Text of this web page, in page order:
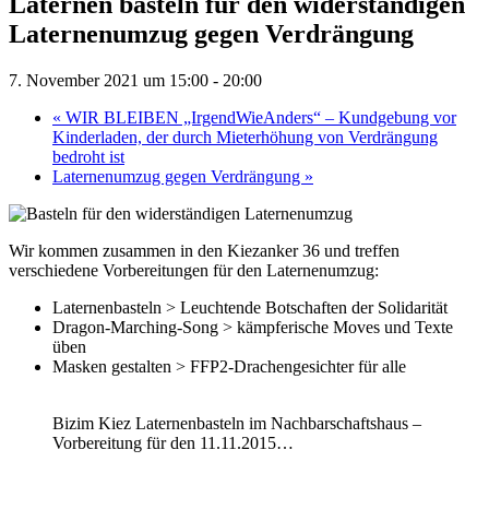
Laternenumzug gegen Verdrängung
7. November 2021 um 15:00 - 20:00
« WIR BLEIBEN „IrgendWieAnders“ – Kundgebung vor
Kinderladen, der durch Mieterhöhung von Verdrängung
bedroht ist
Laternenumzug gegen Verdrängung »
Wir kommen zusammen in den Kiezanker 36 und treffen
verschiedene Vorbereitungen für den Laternenumzug:
Laternenbasteln > Leuchtende Botschaften der Solidarität
Dragon-Marching-Song > kämpferische Moves und Texte
üben
Masken gestalten > FFP2-Drachengesichter für alle
Bizim Kiez Laternenbasteln im Nachbarschaftshaus –
Vorbereitung für den 11.11.2015…